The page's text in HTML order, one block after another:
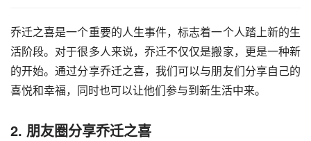
乔迁之喜是一个重要的人生事件，标志着一个人踏上新的生
活阶段。对于很多人来说，乔迁不仅仅是搬家，更是一种新
的开始。通过分享乔迁之喜，我们可以与朋友们分享自己的
喜悦和幸福，同时也可以让他们参与到新生活中来。
2. 朋友圈分享乔迁之喜